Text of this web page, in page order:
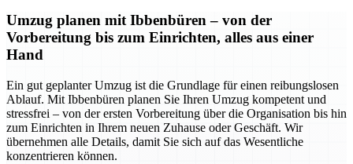
Umzug planen mit Ibbenbüren – von der
Vorbereitung bis zum Einrichten, alles aus einer
Hand
Ein gut geplanter Umzug ist die Grundlage für einen reibungslosen
Ablauf. Mit Ibbenbüren planen Sie Ihren Umzug kompetent und
stressfrei – von der ersten Vorbereitung über die Organisation bis hin
zum Einrichten in Ihrem neuen Zuhause oder Geschäft. Wir
übernehmen alle Details, damit Sie sich auf das Wesentliche
konzentrieren können.